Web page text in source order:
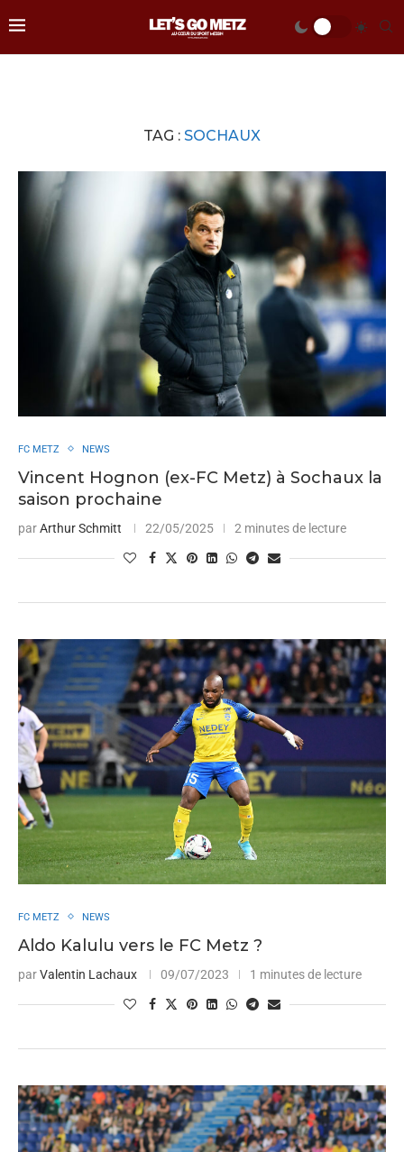
TAG : SOCHAUX
FC METZ NEWS
Vincent Hognon (ex-FC Metz) à Sochaux la
saison prochaine
parArthur Schmitt 22/05/2025 2 minutes de lecture
FC METZ NEWS
Aldo Kalulu vers le FC Metz ?
parValentin Lachaux 09/07/2023 1 minutes de lecture